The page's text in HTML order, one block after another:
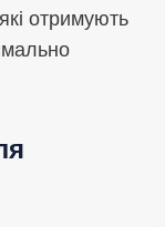
отримують